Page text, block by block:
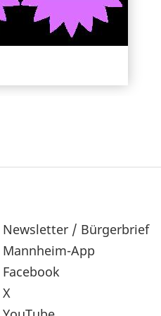
Newsletter / Bürgerbrief
Mannheim-App
Facebook
X